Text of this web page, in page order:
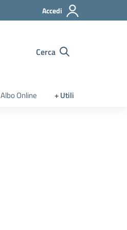
Accedi
Cerca
Albo Online + Utili